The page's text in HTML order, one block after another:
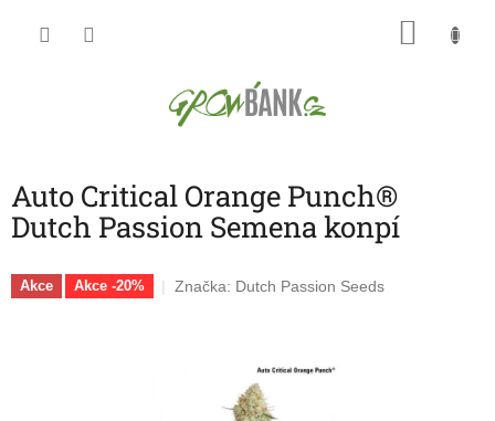
Auto Critical Orange Punch®
Dutch Passion Semena konpí
Akce Akce -20% Značka: Dutch Passion Seeds